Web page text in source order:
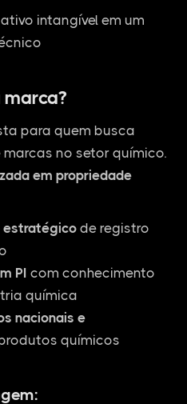
intangível em um
para quem busca
no setor químico.
em propriedade
estratégicode registro
PI com conhecimento
química
nacionais e
químicos